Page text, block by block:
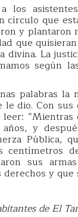
los
círculo que
y plantaron
que
divina. La
según
palabras la
le dio. Con
años, y
Pública,
centímetros
sus
y
de El